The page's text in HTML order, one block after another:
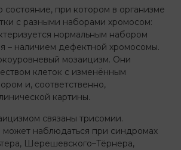
состояние, при котором в организме
с разными наборами хромосом:
нормальным набором
– наличием дефектной хромосомы.
мозаицизм. Они
клеток с изменённым
и, соответственно,
картины.
связаны трисомии.
наблюдаться при синдромах
Шерешевского–Тёрнера,